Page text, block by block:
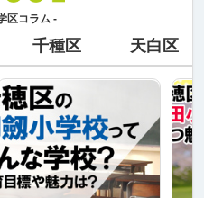
区コラム -
千種区 天白区